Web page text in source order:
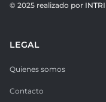
© 2025 realizado por
LEGAL
Quienes somos
Contacto